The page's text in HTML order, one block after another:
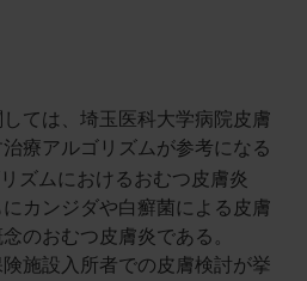
ては、埼玉医科大学病院皮膚
療アルゴリズムが参考になる
ズムにおけるおむつ皮膚炎
カンジダや白癬菌による皮膚
のおむつ皮膚炎である。
施設入所者での皮膚検討が挙